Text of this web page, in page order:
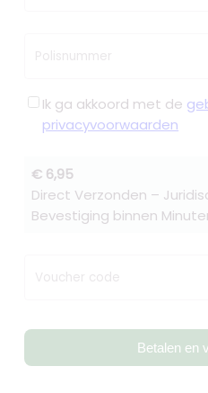
Polisnummer
Ik ga akkoord met de
privacyvoorwaarden
€ 6,95
Direct Verzonden –
Bevestiging binnen
Voucher code
Betalen en